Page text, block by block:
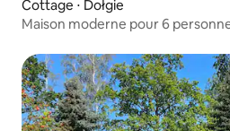
Cottage ⋅ Dołgie
Maison moderne pour 6